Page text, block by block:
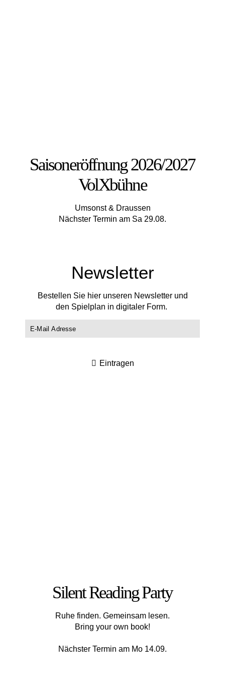
Saisoneröffnung 2026/2027
VolXbühne
Umsonst & Draussen
Nächster Termin am Sa 29.08.
Newsletter
Bestellen Sie hier unseren Newsletter und
den Spielplan in digitaler Form.
Eintragen
Silent Reading Party
Ruhe finden. Gemeinsam lesen.
Bring your own book!
Nächster Termin am Mo 14.09.